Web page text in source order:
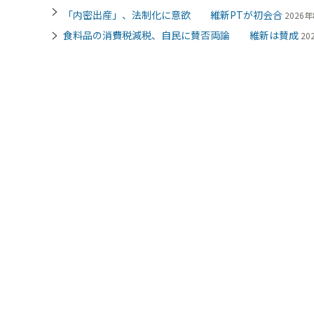
「内密出産」、法制化に意欲 維新PTが初会合 2026
食料品の消費税減税、自民に賛否両論 維新は賛成